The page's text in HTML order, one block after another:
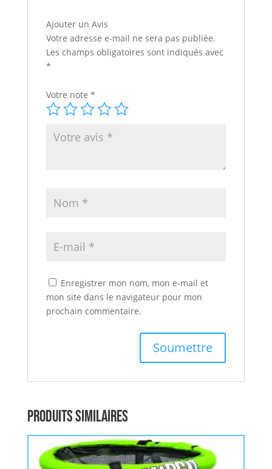
Ajouter un Avis
Votre adresse e-mail ne sera pas publiée.
Les champs obligatoires sont indiqués avec
*
Votre note *
Enregistrer mon nom, mon e-mail et
mon site dans le navigateur pour mon
prochain commentaire.
Produits similaires